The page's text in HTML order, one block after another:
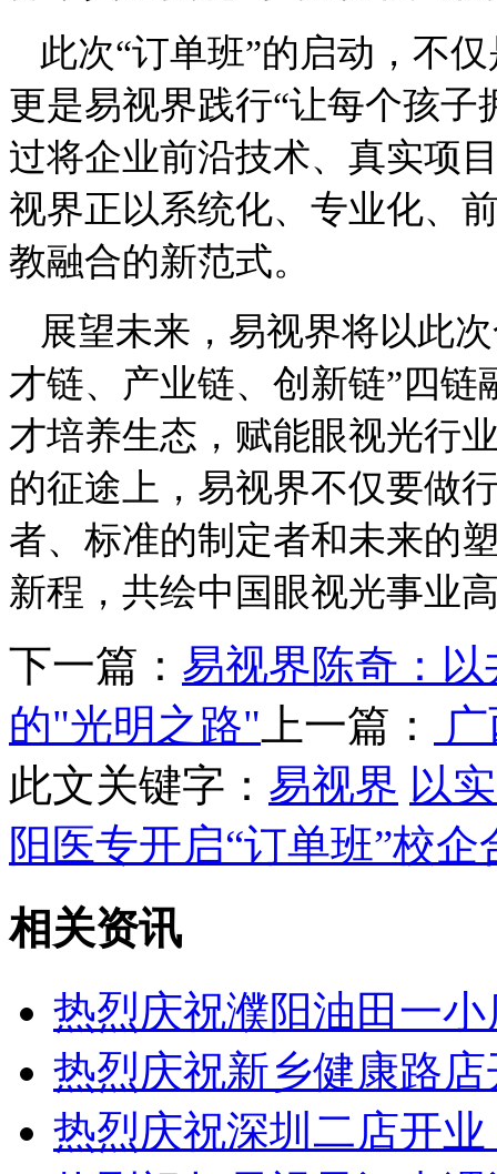
此次“订单班”的启动，不
更是易视界践行“让每个孩
过将企业前沿技术、真实项
视界正以系统化、专业化、
教融合的新范式。
展望未来，易视界将以此
才链、产业链、创新链”四
才培养生态，赋能眼视光行
的征途上，易视界不仅要做
者、标准的制定者和未来的
新程，共绘中国眼视光事业
下一篇： 易视界陈奇：
的"光明之路" 上一篇：
此文关键字： 易视界 以
阳医专开启“订单班”校
相关资讯
热烈庆祝濮阳油田一
热烈庆祝新乡健康路
热烈庆祝深圳二店开业